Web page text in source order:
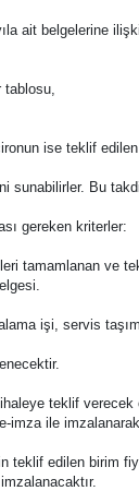
ait belgelerine
tablosu,
ise teklif
Bu
gereken kriterler:
tamamlanan ve
işi, servis
teklif
imza ile
edilen birim